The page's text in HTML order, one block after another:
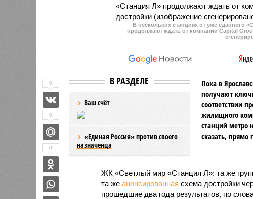
В нескольких станциях от уже сданного
продолжают ждать от компании Capital
В РАЗДЕЛЕ
Ваш счёт
«Единая Россия» против своего
назначенца
Пока в
получают
соответствии
жилищного
станций
сказать, прямо
ЖК «Светлый мир «Станция Л»: та же
та же анонсированная схема достройки
прошедшие два года результатов, по
0
0
0